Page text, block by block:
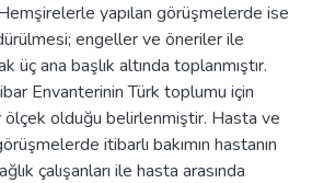
yapılan görüşmelerde ise
engeller ve öneriler ile
üç ana başlık altında toplanmıştır.
Envanterinin Türk toplumu için
olduğu belirlenmiştir. Hasta ve
itibarlı bakımın hastanın
çalışanları ile hasta arasında